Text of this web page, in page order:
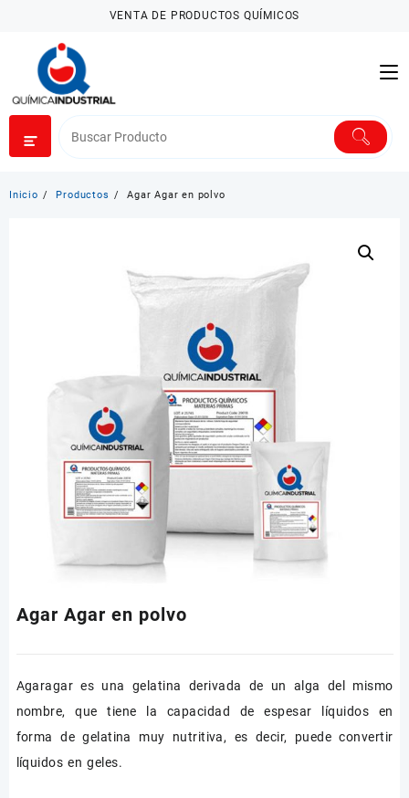
contenido
VENTA DE PRODUCTOS QUÍMICOS
Inicio Productos Agar Agar en polvo
Agar Agar en polvo
Agaragar es una gelatina derivada de un alga del mismo
nombre, que tiene la capacidad de espesar líquidos en
forma de gelatina muy nutritiva, es decir, puede convertir
líquidos en geles.